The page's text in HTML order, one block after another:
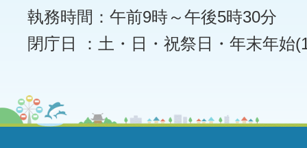
執務時間：午前9時～午後5時30分
閉庁日 ：土・日・祝祭日・年末年始